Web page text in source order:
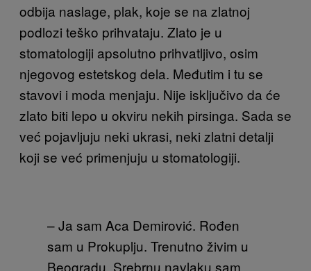
odbija naslage, plak, koje se na zlatnoj
podlozi teško prihvataju. Zlato je u
stomatologiji apsolutno prihvatljivo, osim
njegovog estetskog dela. Međutim i tu se
stavovi i moda menjaju. Nije isključivo da će
zlato biti lepo u okviru nekih pirsinga. Sada se
već pojavljuju neki ukrasi, neki zlatni detalji
koji se već primenjuju u stomatologiji.
–Ja sam Aca Demirović. Rođen
sam u Prokuplju. Trenutno živim u
Beogradu. Srebrnu navlaku sam